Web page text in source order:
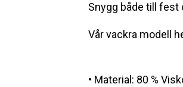
Snygg både till fest
Vår vackra modell
• Material: 80 %